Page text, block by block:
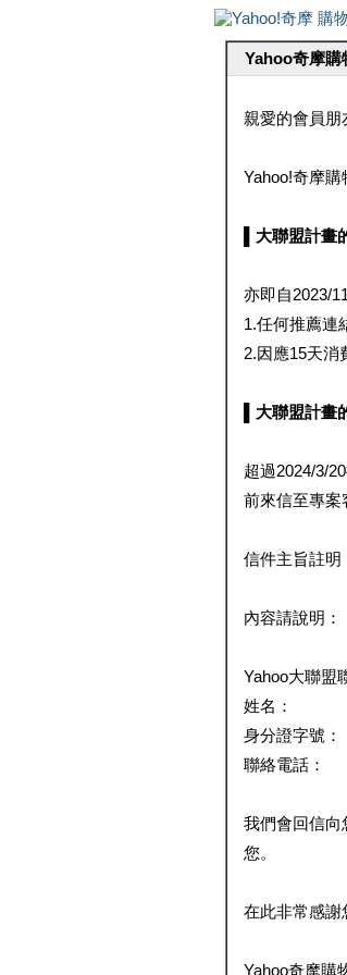
Yahoo奇摩購
親愛的會員朋
Yahoo!奇摩購
▌大聯盟計畫
亦即自2023/
1.任何推薦連
2.因應15天消
▌大聯盟計畫
超過2024/3/
前來信至專案
信件主旨註明
內容請說明：
Yahoo大聯盟
姓名：
身分證字號：
聯絡電話：
我們會回信向
您。
在此非常感謝
Yahoo奇摩